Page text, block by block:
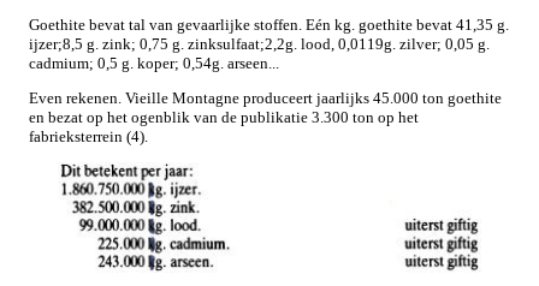
Goethite bevat tal van gevaarlijke stoffen. Eén kg. goethite bevat 41,35 g.
ijzer;8,5 g. zink; 0,75 g. zinksulfaat;2,2g. lood, 0,0119g. zilver; 0,05 g.
cadmium; 0,5 g. koper; 0,54g. arseen...
Even rekenen. Vieille Montagne produceert jaarlijks 45.000 ton goethite
en bezat op het ogenblik van de publikatie 3.300 ton op het
fabrieksterrein (4).